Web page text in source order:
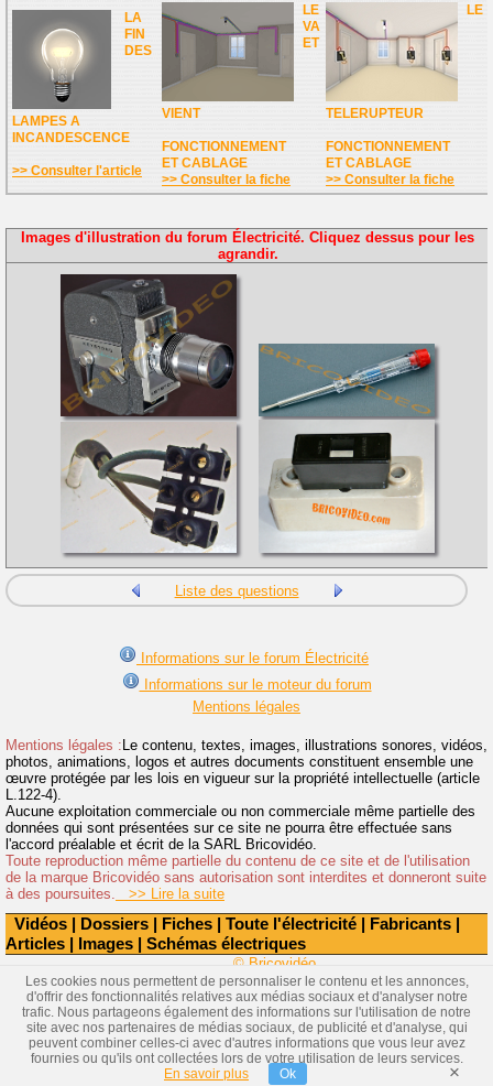
Vidéos | Dossiers | Fiches | Toute l'électricité | Fabricants |
Articles | Images | Schémas électriques
LA
FIN
DES
LAMPES A
INCANDESCENCE
>> Consulter l'article
LE
VA
ET
VIENT
FONCTIONNEMENT
ET CABLAGE
>> Consulter la fiche
LE
TELERUPTEUR
FONCTIONNEMENT
ET CABLAGE
>> Consulter la fiche
Images d'illustration du forum Électricité. Cliquez dessus pour les
agrandir.
Liste des questions
Informations sur le forum Électricité
Informations sur le moteur du forum
Mentions légales
Mentions légales : Le contenu, textes, images, illustrations sonores, vidéos,
photos, animations, logos et autres documents constituent ensemble une
œuvre protégée par les lois en vigueur sur la propriété intellectuelle (article
L.122-4).
Aucune exploitation commerciale ou non commerciale même partielle des
données qui sont présentées sur ce site ne pourra être effectuée sans
l'accord préalable et écrit de la SARL Bricovidéo.
Toute reproduction même partielle du contenu de ce site et de l'utilisation
de la marque Bricovidéo sans autorisation sont interdites et donneront suite
à des poursuites.
>> Lire la suite
© Bricovidéo
Les cookies nous permettent de personnaliser le contenu et les annonces,
d'offrir des fonctionnalités relatives aux médias sociaux et d'analyser notre
trafic. Nous partageons également des informations sur l'utilisation de notre
site avec nos partenaires de médias sociaux, de publicité et d'analyse, qui
peuvent combiner celles-ci avec d'autres informations que vous leur avez
fournies ou qu'ils ont collectées lors de votre utilisation de leurs services.
En savoir plus
Ok ×